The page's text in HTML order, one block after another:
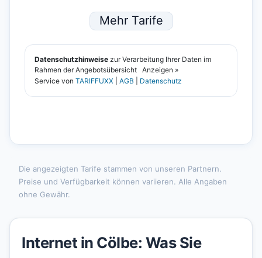
Die angezeigten Tarife stammen von unseren Partnern.
Preise und Verfügbarkeit können variieren. Alle Angaben
ohne Gewähr.
Internet in Cölbe: Was Sie